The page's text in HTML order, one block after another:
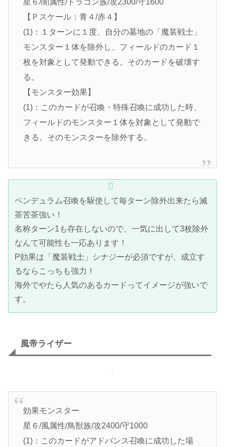
星６/闇属性/ドラゴン族/攻2300/守1600
【Ｐスケール：青４/赤４】
(1)：１ターンに１度、自分の墓地の「魔装戦士」
モンスター１体を除外し、フィールドのカード１
枚を対象として発動できる。そのカードを破壊す
る。
【モンスター効果】
(1)：このカードが召喚・特殊召喚に成功した時、
フィールドのモンスター１体を対象として発動で
きる。そのモンスターを除外する。
ペンデュラム召喚を駆使して毎ターン除外出来たら滅
茶苦茶強い！
名称ターン1も存在しないので、一気に出して3枚除外
なんて可能性も一応あります！
P効果は「魔装戦士」シナジーが必須ですが、成立す
るならこっちも強力！
海外でやたら人気のあるカードってイメージが強いで
す。
風帝ライザー
効果モンスター
星６/風属性/鳥獣族/攻2400/守1000
(1)：このカードがアドバンス召喚に成功した場